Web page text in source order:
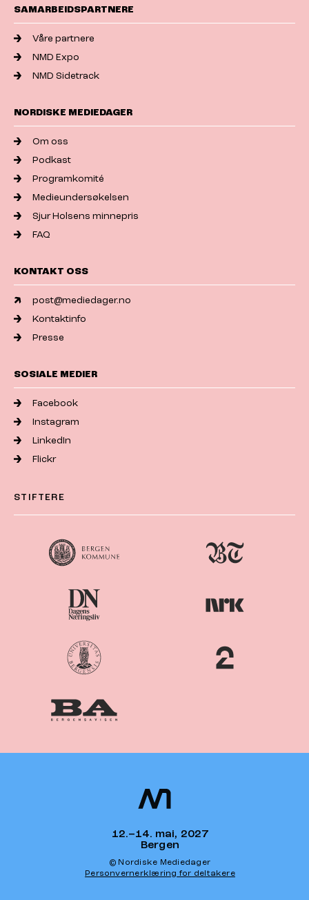
SAMARBEIDSPARTNERE
Våre partnere
NMD Expo
NMD Sidetrack
NORDISKE MEDIEDAGER
Om oss
Podkast
Programkomité
Medieundersøkelsen
Sjur Holsens minnepris
FAQ
KONTAKT OSS
post@mediedager.no
Kontaktinfo
Presse
SOSIALE MEDIER
Facebook
Instagram
LinkedIn
Flickr
STIFTERE
12.–14. mai, 2027
Bergen
© Nordiske Mediedager
Personvernerklæring for deltakere